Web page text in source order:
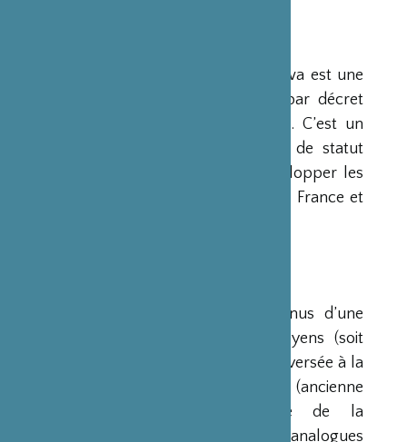
La Fondation Franco-Japonaise Sasakawa est une
fondation reconnue d’utilité publique par décret
du Premier Ministre du 23 mars 1990. C’est un
organisme privé, sans but lucratif et de statut
français, qui a pour mission de « développer les
relations culturelles et d’amitié entre la France et
Ses ressources proviennent des revenus d’une
dotation initiale de trois milliards de yens (soit
environ 20 millions d’euros à l’époque) versée à la
France par la Fondation Nippon (ancienne
Fondation de l’Industrie Japonaise de la
Construction Navale). Des institutions analogues